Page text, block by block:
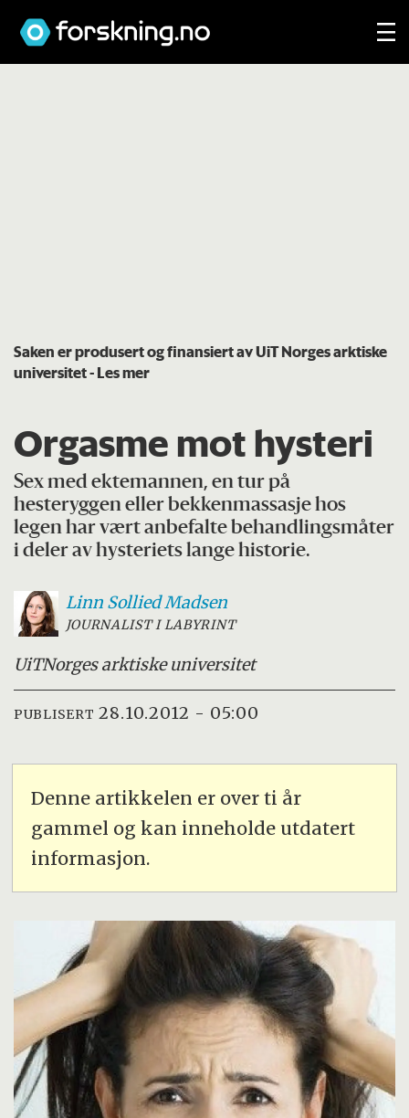
Saken er produsert og finansiert av UiT Norges arktiske
universitet- Les mer
Orgasme mot hysteri
Sex med ektemannen, en tur på
hesteryggen eller bekkenmassasje hos
legen har vært anbefalte behandlingsmåter
i deler av hysteriets lange historie.
Linn SolliedMadsen
JOURNALIST I LABYRINT
UiTNorges arktiske universitet
PUBLISERT 28.10.2012 - 05:00
Denne artikkelen er over ti år
gammel og kan inneholde utdatert
informasjon.